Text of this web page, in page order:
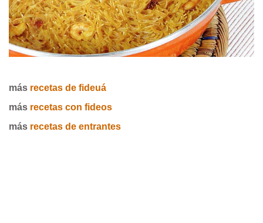
más recetas de fideuá
más recetas con fideos
más recetas de entrantes